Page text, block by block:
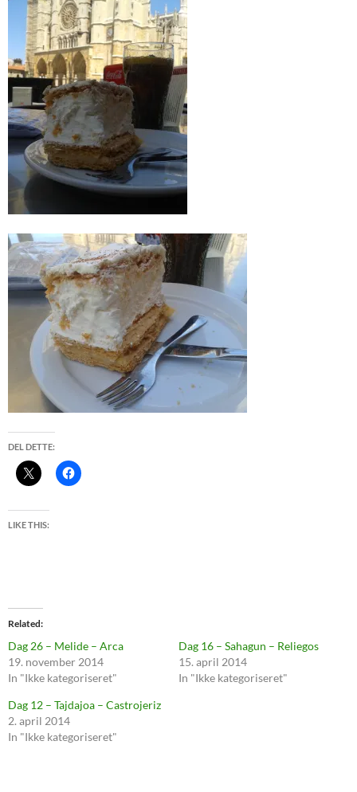
DEL DETTE:
LIKE THIS:
Related
Dag 26 – Melide – Arca
19. november 2014
In "Ikke kategoriseret"
Dag 16 – Sahagun – Reliegos
15. april 2014
In "Ikke kategoriseret"
Dag 12 – Tajdajoa – Castrojeriz
2. april 2014
In "Ikke kategoriseret"